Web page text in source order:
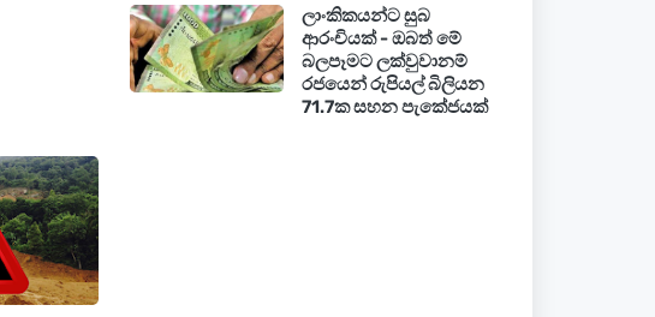
ලාංකිකයන්ට සුබ
ආරංචියක් - ඔබත් මේ
බලපෑමට ලක්වුවානම්
රජයෙන් රුපියල් බිලියන
71.7ක සහන පැකේජයක්